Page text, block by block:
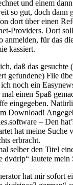
und einem
so gut, doch dann
dort über einen
Providers. Dort
anmelden, für das
kassiert.
daß das gesuchte
gefundene) File
noch ein
einen Spaß
eingegeben.
Download!
– Den
hat meine Suche
erbracht.
selber den Titel
dvdrip“ lautete
hat mir sofort